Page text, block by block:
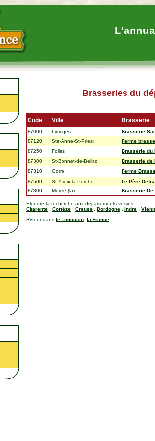
Brasseries du
Code Ville Brasserie
87000 Limoges
Brasserie
87120
Ste-Anne-St-Priest
Ferme
87250
Folles
Brasserie du
87300
St-Bonnet-de-Bellac
Brasserie de
87310
Gorre
Ferme
87500
St-Yrieix-la-Perche
Le Père
87800
Meyze (la) Brasserie De
Etendre la recherche aux départements voisins :
Charente
Corrèze Creuse Dordogne Indre
Retour dans le Limousin la France